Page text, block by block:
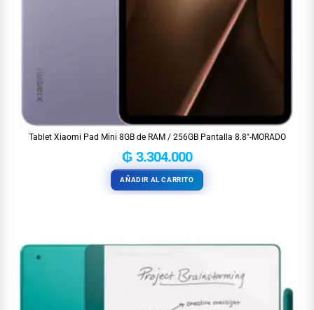
Tablet Xiaomi Pad Mini 8GB de RAM / 256GB Pantalla 8.8″-MORADO
₲ 3.304.000
AÑADIR AL CARRITO